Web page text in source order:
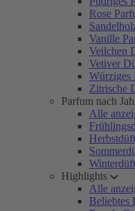
Rose
Vanille
Veilchen
Vetiver
Würziges
Zitrische
Parfum nach
Alle
Highlights
Alle
Beliebtes